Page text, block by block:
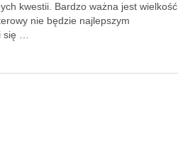
kwestii. Bardzo ważna jest wielkość
nie będzie najlepszym
się …